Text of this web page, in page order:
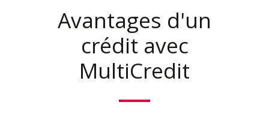
Avantages d'un
crédit avec
MultiCredit